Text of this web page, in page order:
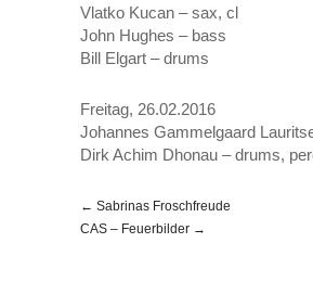
Vlatko Kucan – sax, cl
John Hughes – bass
Bill Elgart – drums
Freitag, 26.02.2016
Johannes Gammelgaard
Dirk Achim Dhonau – drums,
← Sabrinas Froschfreude
CAS – Feuerbilder →